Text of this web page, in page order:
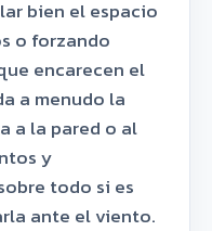
bien el espacio
o forzando
encarecen el
a menudo la
a la pared o al
y
todo si es
ante el viento.